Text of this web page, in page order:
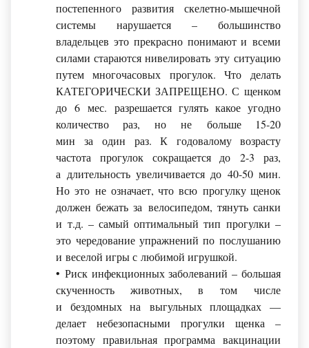
постепенного развития скелетно-мышечной
системы нарушается – большинство
владельцев это прекрасно понимают и всеми
силами стараются нивелировать эту ситуацию
путем многочасовых прогулок. Что делать
КАТЕГОРИЧЕСКИ ЗАПРЕЩЕНО. С щенком
до 6 мес. разрешается гулять какое угодно
количество раз, но не больше 15-20
мин за один раз. К годовалому возрасту
частота прогулок сокращается до 2-3 раз,
а длительность увеличивается до 40-50 мин.
Но это не означает, что всю прогулку щенок
должен бежать за велосипедом, тянуть санки
и т.д. – самый оптимальный тип прогулки –
это чередование упражнений по послушанию
и веселой игры с любимой игрушкой.
• Риск инфекционных заболеваний – большая
скученность животных, в том числе
и бездомных на выгульных площадках —
делает небезопасными прогулки щенка –
поэтому правильная программа вакцинации